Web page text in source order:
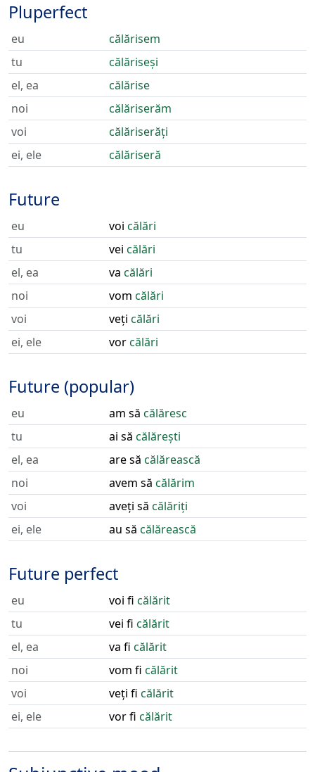
Pluperfect
eu
călărisem
tu
călăriseși
el, ea
călărise
noi
călăriserăm
voi
călăriserăți
ei, ele
călăriseră
Future
eu voi călări
tu
vei călări
el, ea
va călări
noi
vom călări
voi
veți călări
ei, ele
vorcălări
Future (popular)
eu am să călăresc
tu
ai să călărești
el, ea
are să călărească
noi
avem să călărim
voi
aveți să călăriți
ei, ele
au să călărească
Future perfect
eu voi fi călărit
tu
vei fi călărit
el, ea
va fi călărit
noi
vom fi călărit
voi
veți fi călărit
ei, ele
vor fi călărit